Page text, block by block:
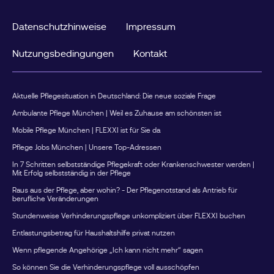
nutzen beide Leistungen parallel: den Entlastungsbetrag
Verhinderungspflege für längere Abwesenheiten der
einer einzelnen Leistung.Beispiel: So kann die
Kombination aussehenFrau Müller pflegt ihren Vater mit
im Alltag nutzt sie den monatlichen Entlastungsbetrag für
eine anerkannte Betreuungskraft.Zusätzlich fährt sie
einmal im Jahr für eine Woche in den Urlaub.Während
dieser Zeit übernimmt eine Ersatzpflegeperson die
Betreuung ihres Vaters. Die Kosten werden über die
Verhinderungspflege abgerechnet.So werden beide
Leistungen für unterschiedliche Zwecke genutzt, ohne
dass sie sich gegenseitig beeinflussen.Nicht genutzte
wissen nicht, dass der Entlastungsbetrag angespart
werden kann.Nicht genutzte Beträge eines
Datenschutzhinweise Impressum
Nutzungsbedingungen Kontakt
Aktuelle Pflegesituation in Deutschland: Die neue soziale Frage
Ambulante Pflege München | Weil es Zuhause am schönsten ist
Mobile Pflege München | FLEXXI ist für Sie da
Pflege Jobs München | Unsere Top-Adressen
In 7 Schritten selbstständige Pflegekraft oder Krankenschwester werden |
Mit Erfolg selbstständig in der Pflege
Raus aus der Pflege, aber wohin? - Der Pflegenotstand als Antrieb für
berufliche Veränderungen
Stundenweise Verhinderungspflege unkompliziert über FLEXXI buchen
Entlastungsbetrag für Haushaltshilfe privat nutzen
Wenn pflegende Angehörige „Ich kann nicht mehr“ sagen
So können Sie die Verhinderungspflege voll ausschöpfen